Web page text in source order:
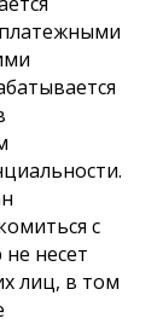
с
несет
лиц, в том